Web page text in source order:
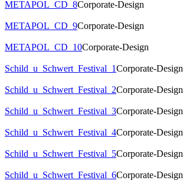
METAPOL_CD_8Corporate-Design
METAPOL_CD_9Corporate-Design
METAPOL_CD_10Corporate-Design
Schild_u_Schwert_Festival_1Corporate-Design
Schild_u_Schwert_Festival_2Corporate-Design
Schild_u_Schwert_Festival_3Corporate-Design
Schild_u_Schwert_Festival_4Corporate-Design
Schild_u_Schwert_Festival_5Corporate-Design
Schild_u_Schwert_Festival_6Corporate-Design